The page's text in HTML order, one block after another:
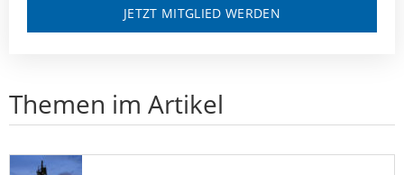
JETZT MITGLIED WERDEN
Themen im Artikel